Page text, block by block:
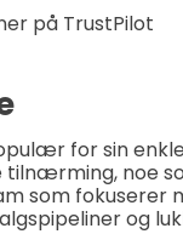
på TrustPilot
for sin
tilnærming, noe
som fokuserer
og